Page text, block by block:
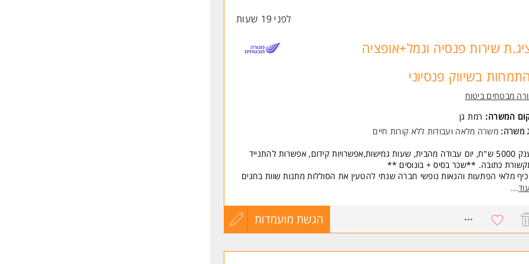
משרות ומידע על מנורה מבטחים ביטוח >
לפני 19 שעות
שירות פנסיה וגמל+אופציה
בשיווק פנסיוני
מבטחים ביטוח
המשרה: רמת גן
משרה: משרה מלאה ועבודות ללא קורות חיים
מענק 5000 ש"ח, יום עבודה מהבית, שעות גמישות,אפשרויות קידום, אפשרות להתנייד
כתובה. **שכר בסיס + בונוסים **
כיף מלאי הפתעות והנאות נופשי חברה שנתי להטעין את הסוללות מתנות שוות בחגים
יציבה עם אופק התפתחות לטווח ארוך
עבודה במוקד השירות הלקוחות של חברת מנורה מבטחים פנסיה - כולל אופציה
בשיווק פנסיוני!
לשיחות נכנסות לעמיתי החברה בתחום הפנסיה והגמל.
ע"ח החברה.
עוד...
הגשת מועמדות
עדכון